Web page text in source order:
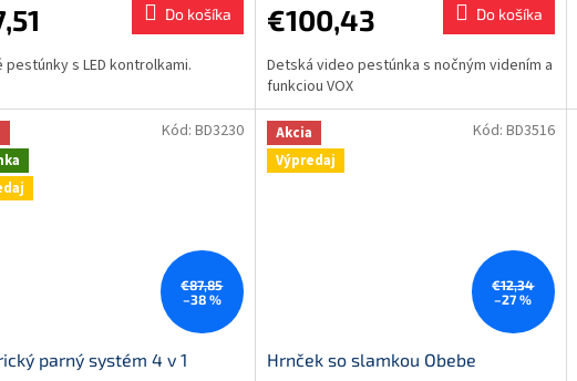
Do košíka
pestúnky s LED kontrolkami.
€100,43 Do košíka
Detská video pestúnka s nočným videním a
funkciou VOX
€87,85
–38 %
parný systém 4 v 1
Kód: BD3230
Akcia
Výpredaj
€12,34
–27 %
Hrnček so slamkou Obebe
Kód: BD3516